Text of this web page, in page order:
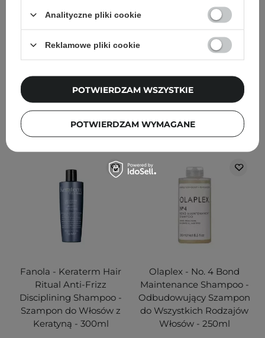
Szampon do Włosów -
26,00 zł
Restructuring Shampoo -
Regenerujący Szampon
do Włosów - 300ml
32,00 zł
Fanola - Keraterm Hair
Ritual Anti-Frizz
Disciplining Shampoo -
Szampon do Włosów z
Keratyną - 300ml
Olaplex - No. 4 Bond
Maintenance Shampoo -
Odbudowujący Szampon
do Wszystkich Rodzajów
Włosów - 250ml
Analityczne pliki cookie
Reklamowe pliki cookie
POTWIERDZAM WYMAGANE
POTWIERDZAM WSZYSTKIE